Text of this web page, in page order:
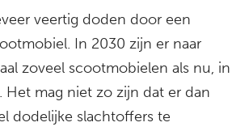
veertig doden door een
In 2030 zijn er naar
zoveel scootmobielen als nu, in
Het mag niet zo zijn dat er dan
dodelijke slachtoffers te